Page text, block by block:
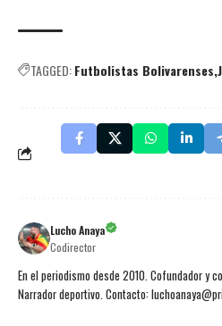
TAGGED:Futbolistas Bolivarenses
Lucho Anaya
Codirector
En el periodismo desde 2010. Cofundador y
Narrador deportivo. Contacto: